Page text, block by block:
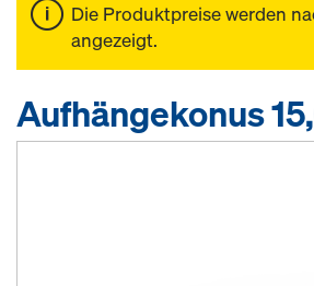
Die Produktpreise werden
angezeigt.
Aufhängekonus